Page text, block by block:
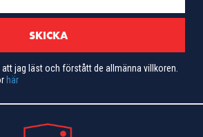
att jag läst och förstått de allmänna villkoren.
här